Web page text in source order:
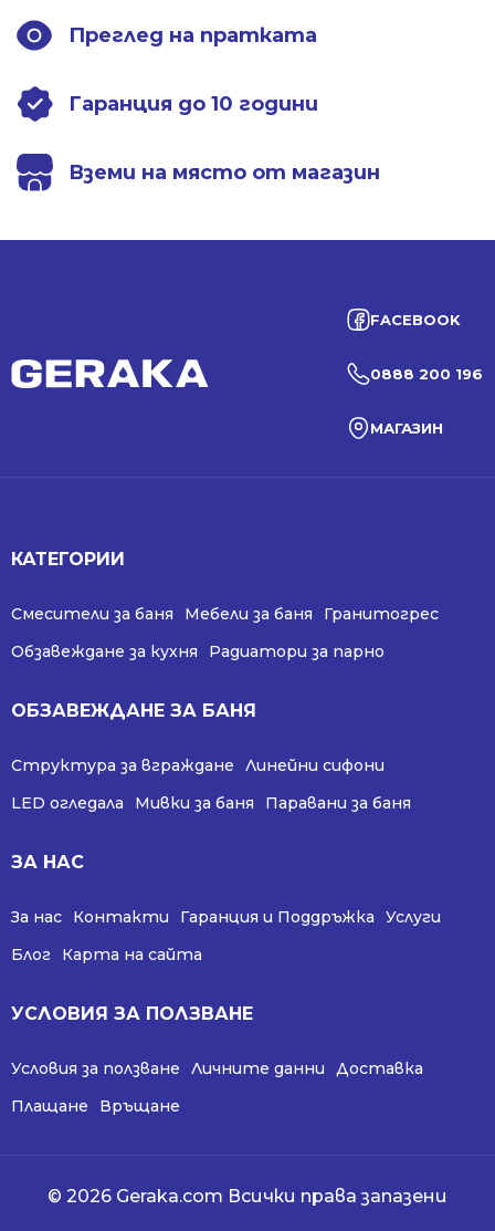
Преглед на пратката
Гаранция до 10 години
Вземи на място от магазин
FACEBOOK
0888 200 196
МАГАЗИН
КАТЕГОРИИ
Смесители за баня Мебели за баня
Гранитогрес
Обзавеждане за кухня
Радиатори за парно
ОБЗАВЕЖДАНЕ ЗА БАНЯ
Структура за вграждане
Линейни сифони
LED огледала
Мивки за баня Паравани за баня
ЗА НАС
За нас Контакти Гаранция и Поддръжка
Услуги
Блог
Карта на сайта
УСЛОВИЯ ЗА ПОЛЗВАНЕ
Условия за ползване Личните данни
Доставка
Плащане
Връщане
© 2026 Geraka.com Всички права запазени